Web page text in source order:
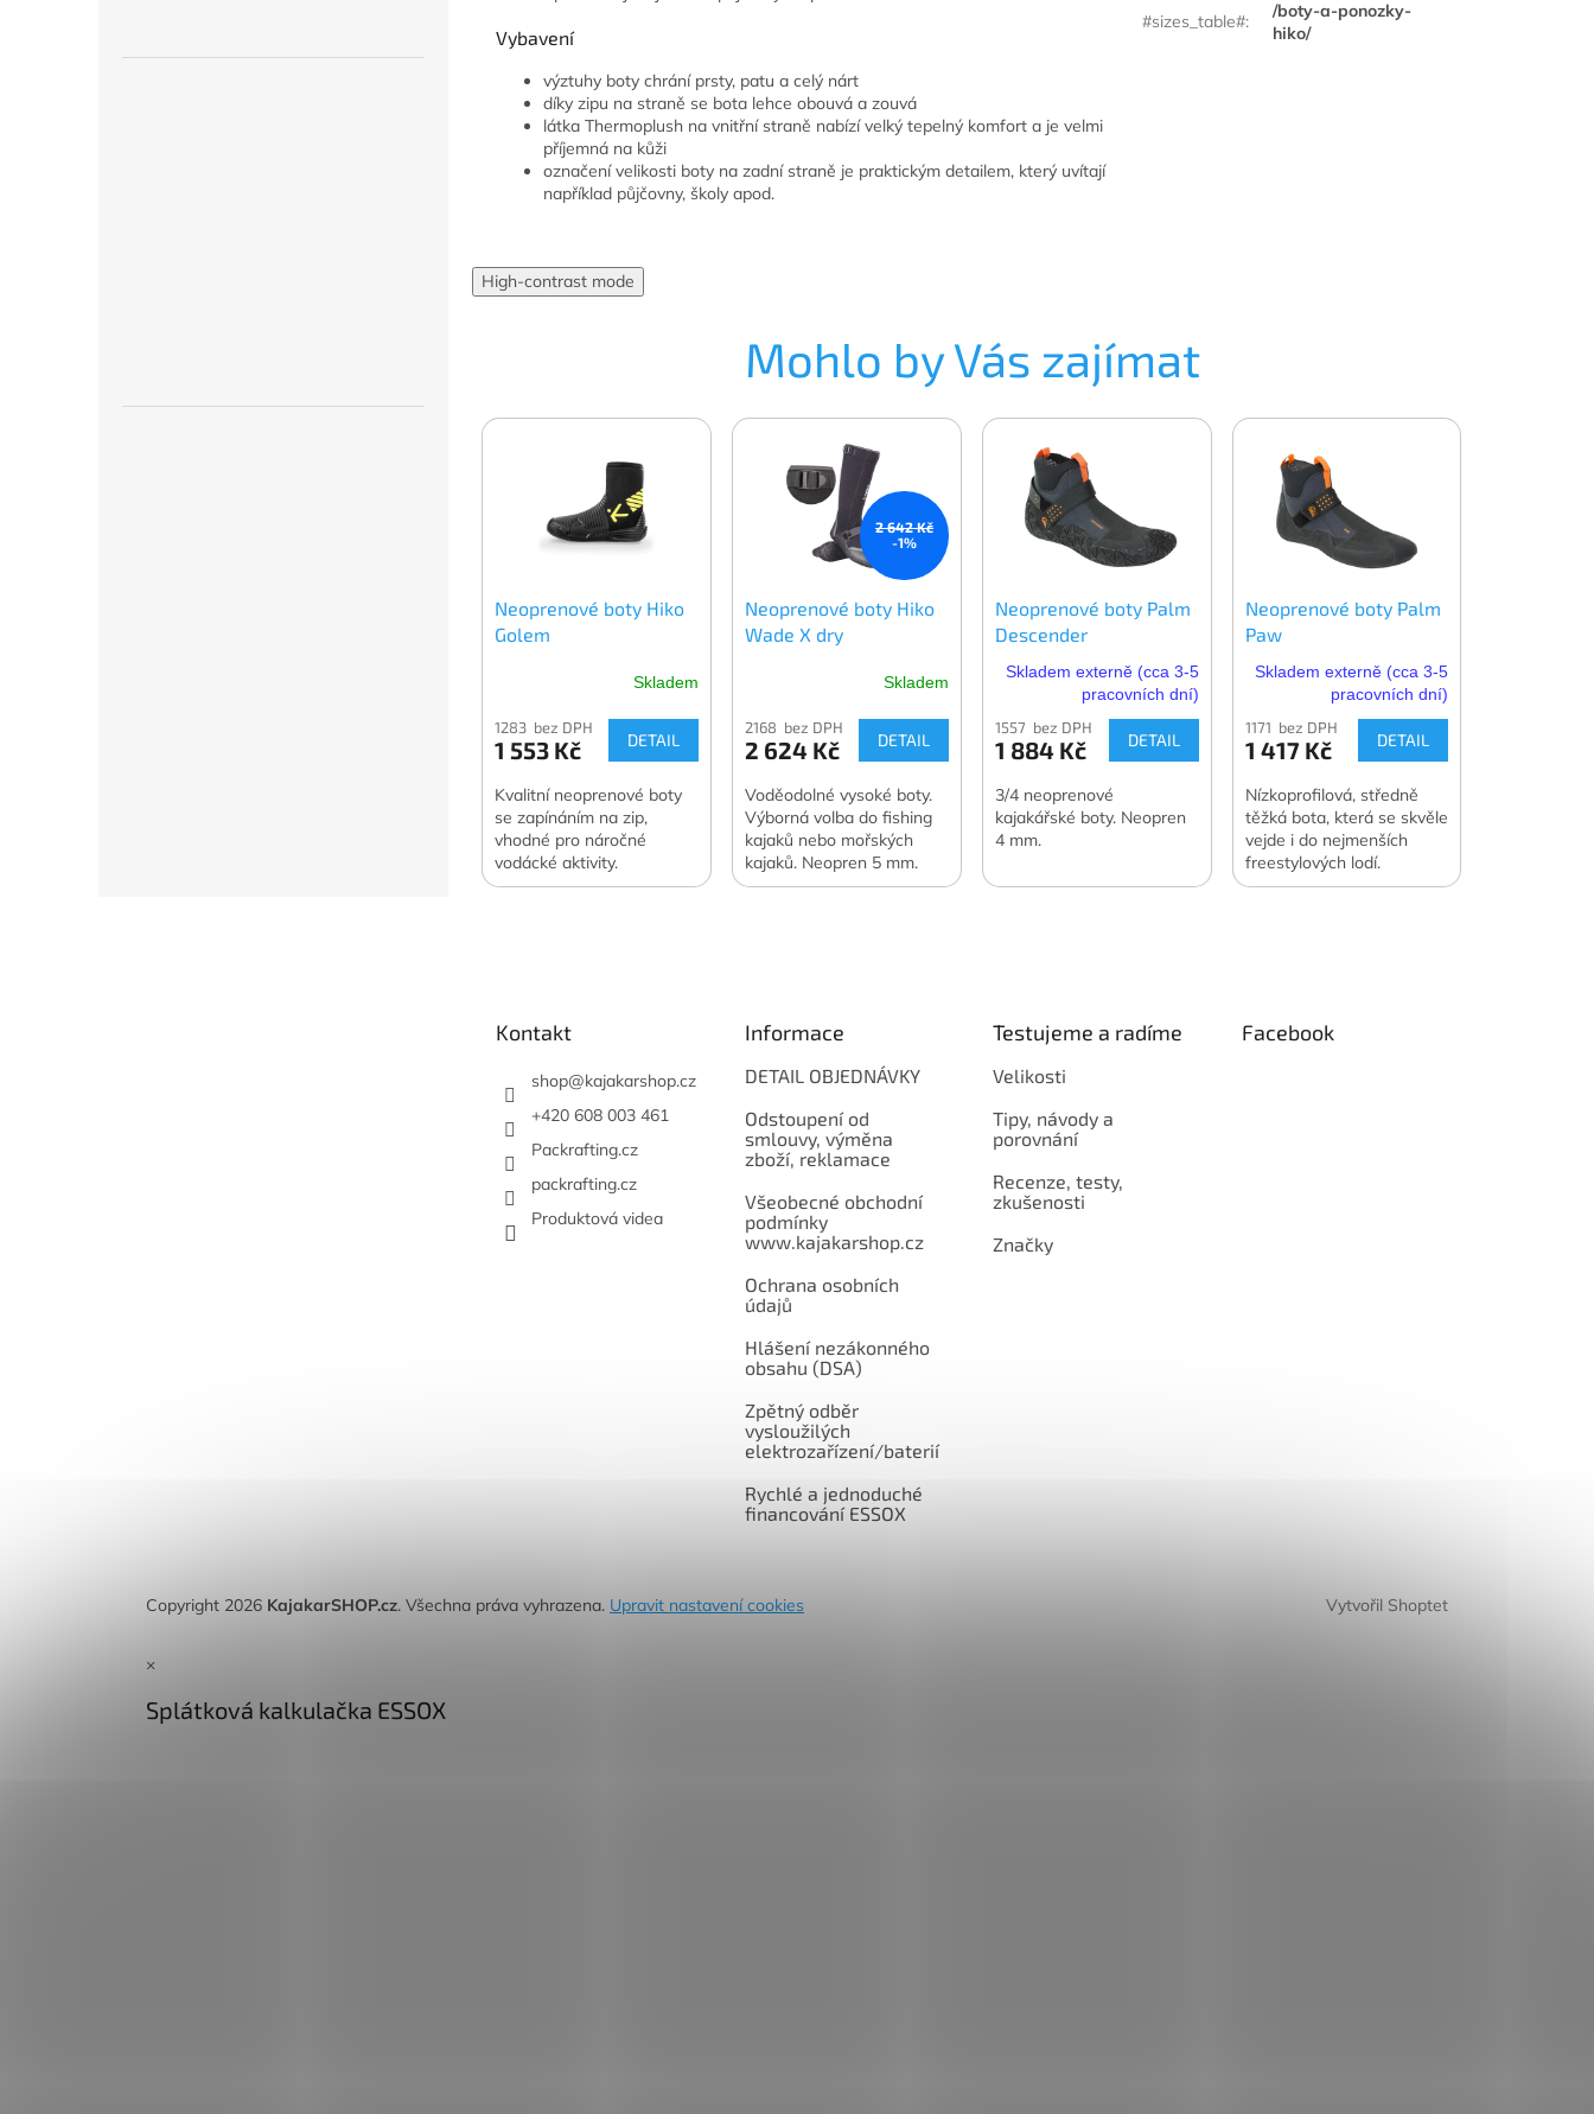
Vybavení
výztuhy boty chrání prsty, patu a celý nárt
díky zipu na straně se bota lehce obouvá a zouvá
látka Thermoplush na vnitřní straně nabízí velký tepelný komfort a je velmi
příjemná na kůži
označení velikosti boty na zadní straně je praktickým detailem, který uvítají
například půjčovny, školy apod.
#sizes_table#:
/boty-a-ponozky-
hiko/
High-contrast mode
Mohlo by Vás zajímat
Neoprenové boty Hiko
Golem
Skladem
1283 bez DPH
1 553 Kč DETAIL
Kvalitní neoprenové boty
se zapínáním na zip,
vhodné pro náročné
vodácké aktivity.
2 642 Kč
-1%
Neoprenové boty Hiko
Wade X dry
Skladem
2168 bez DPH
2 624 Kč DETAIL
Voděodolné vysoké boty.
Výborná volba do fishing
kajaků nebo mořských
kajaků. Neopren 5 mm.
Neoprenové boty Palm
Descender
Skladem externě (cca 3-5
pracovních dní)
1557 bez DPH
1 884 Kč DETAIL
3/4 neoprenové
kajakářské boty. Neopren
4 mm.
Neoprenové boty Palm
Paw
Skladem externě (cca 3-5
pracovních dní)
1171 bez DPH
1 417 Kč DETAIL
Nízkoprofilová, středně
těžká bota, která se skvěle
vejde i do nejmenších
freestylových lodí.
Neopren 2 mm.
Kontakt
shop@kajakarshop.cz
+420 608 003 461
Packrafting.cz
packrafting.cz
Produktová videa
Informace
DETAIL OBJEDNÁVKY
Odstoupení od
smlouvy, výměna
zboží, reklamace
Všeobecné obchodní
podmínky
www.kajakarshop.cz
Ochrana osobních
údajů
Hlášení nezákonného
obsahu (DSA)
Zpětný odběr
vysloužilých
elektrozařízení/baterií
Rychlé a jednoduché
financování ESSOX
Testujeme a radíme
Velikosti
Tipy, návody a
porovnání
Recenze, testy,
zkušenosti
Značky
Facebook
Vytvořil Shoptet
Copyright 2026 KajakarSHOP.cz. Všechna práva vyhrazena. Upravit nastavení cookies
×
Splátková kalkulačka ESSOX